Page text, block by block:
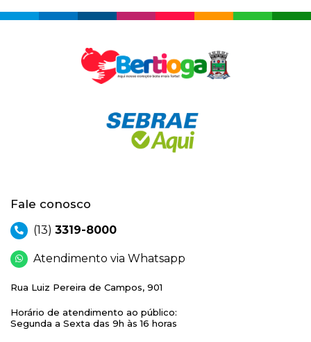
Fale conosco
(13) 3319-8000
Atendimento via Whatsapp
Rua Luiz Pereira de Campos, 901
Horário de atendimento ao público:
Segunda a Sexta das 9h às 16 horas